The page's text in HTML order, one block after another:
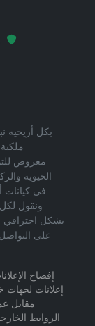
بكل أريحيه
الحيوية
في كيانات
ونقول
بشكل احترافي
على
إفصاح
إعلانات لجهات
مقابل
الروابط